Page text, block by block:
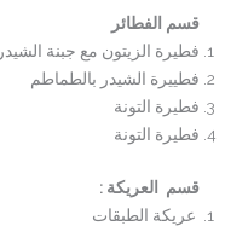
قسم الفطائر
فطيرة الزيتون مع جبنة الشيدر
فطييرة الشيدر بالطماطم
فطيرة التونة
فطيرة التونة
قسم العريكة :
عريكة الطبقات